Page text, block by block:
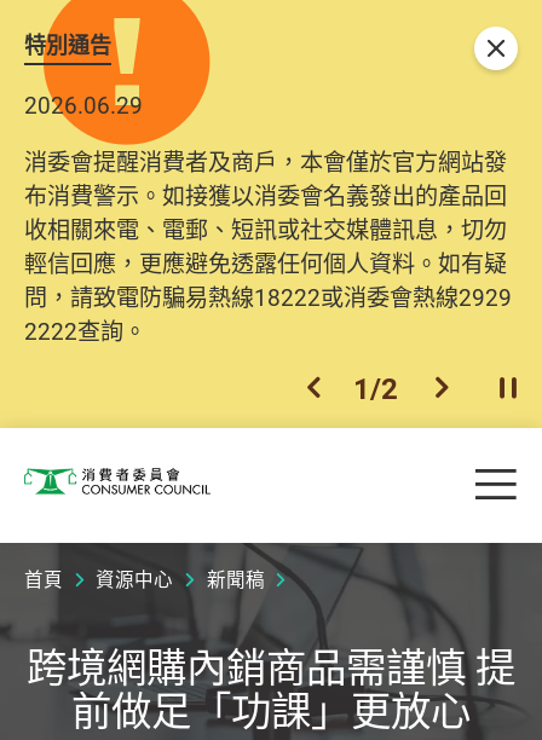
特別通告
2026.06.29
消委會提醒消費者及商戶，本會僅於官方網站發
布消費警示。如接獲以消委會名義發出的產品回
收相關來電、電郵、短訊或社交媒體訊息，切勿
輕信回應，更應避免透露任何個人資料。如有疑
問，請致電防騙易熱線18222或消委會熱線2929
2222查詢。
上一個
1/2 下一個開
關閉
消費者委員會 目
首頁 資源中心 新聞稿
跨境網購內銷商品需謹慎 提
前做足「功課」更放心